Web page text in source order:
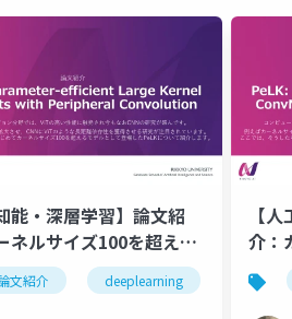
能・深層学習】論文紹
ネルサイズ100を超える
文紹介 deeplearning 人工知能
【
介：
CNN